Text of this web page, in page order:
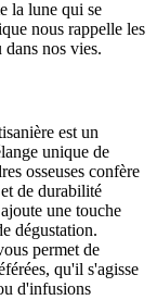
la lune qui se
nous rappelle les
nos vies.
est un
unique de
osseuses confère
de durabilité
une touche
dégustation.
permet de
qu'il s'agisse
d'infusions